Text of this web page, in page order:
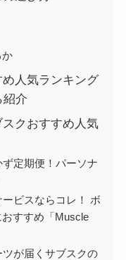
か
人気ランキング
紹介
スクおすすめ人気
定期便！パーソナ
ビスならコレ！ ボ
すすめ「Muscle
が届くサブスクの